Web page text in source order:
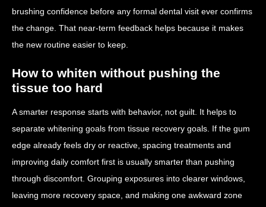
brushing confidence before any formal dental visit ever confirms
the change. That near-term feedback helps because it makes
the new routine easier to keep.
How to whiten without pushing the
tissue too hard
A smarter response starts with behavior, not guilt. It helps to
separate whitening goals from tissue recovery goals. If the gum
edge already feels dry or reactive, spacing treatments and
improving daily comfort first is usually smarter than pushing
through discomfort. Grouping exposures into clearer windows,
leaving more recovery space, and making one awkward zone